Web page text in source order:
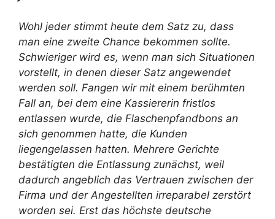
Wohl jeder stimmt heute dem Satz zu, dass
man eine zweite Chance bekommen sollte.
Schwieriger wird es, wenn man sich Situationen
vorstellt, in denen dieser Satz angewendet
werden soll. Fangen wir mit einem berühmten
Fall an, bei dem eine Kassiererin fristlos
entlassen wurde, die Flaschenpfandbons an
sich genommen hatte, die Kunden
liegengelassen hatten. Mehrere Gerichte
bestätigten die Entlassung zunächst, weil
dadurch angeblich das Vertrauen zwischen der
Firma und der Angestellten irreparabel zerstört
worden sei. Erst das höchste deutsche